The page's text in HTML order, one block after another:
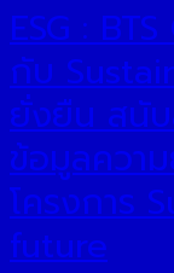
ESG :
กับ
ยั่งยืน สนับ
ข้อมูลควา
โครงการ
future